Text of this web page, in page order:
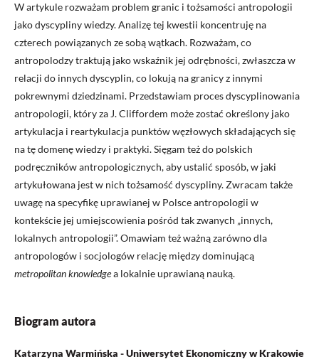
W artykule rozważam problem granic i tożsamości antropologii
jako dyscypliny wiedzy. Analizę tej kwestii koncentruję na
czterech powiązanych ze sobą wątkach. Rozważam, co
antropolodzy traktują jako wskaźnik jej odrębności, zwłaszcza w
relacji do innych dyscyplin, co lokują na granicy z innymi
pokrewnymi dziedzinami. Przedstawiam proces dyscyplinowania
antropologii, który za J. Cliffordem może zostać określony jako
artykulacja i reartykulacja punktów węzłowych składających się
na tę domenę wiedzy i praktyki. Sięgam też do polskich
podręczników antropologicznych, aby ustalić sposób, w jaki
artykułowana jest w nich tożsamość dyscypliny. Zwracam także
uwagę na specyfikę uprawianej w Polsce antropologii w
kontekście jej umiejscowienia pośród tak zwanych „innych,
lokalnych antropologii”. Omawiam też ważną zarówno dla
antropologów i socjologów relację między dominującą
metropolitan knowledgea lokalnie uprawianą nauką.
Biogram autora
Katarzyna Warmińska - Uniwersytet Ekonomiczny w Krakowie